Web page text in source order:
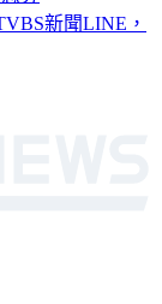
新聞LINE，